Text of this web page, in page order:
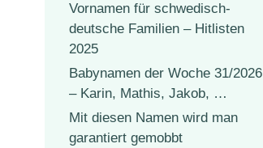
Vornamen für schwedisch-
deutsche Familien – Hitlisten
2025
Babynamen der Woche 31/2026
– Karin, Mathis, Jakob, …
Mit diesen Namen wird man
garantiert gemobbt